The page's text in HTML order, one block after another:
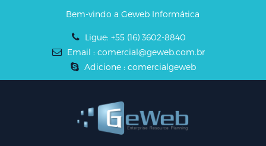
Bem-vindo a Geweb Informática
Ligue: +55 (16) 3602-8840
Email : comercial@geweb.com.br
Adicione : comercialgeweb